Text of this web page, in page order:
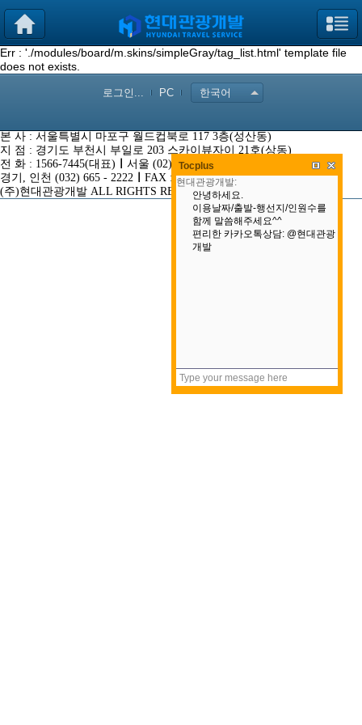
Err : './modules/board/m.skins/simpleGray/tag_list.html' template file
does not exists.
로그인... PC 한국어
본 사 : 서울특별시 마포구 월드컵북로 117 3층(성산동)
지 점 : 경기도 부천시 부일로 203 스카이뷰자이 21호(상동)
전 화 : 1566-7445(대표)
서울 (02) 3272 - 2500
경기, 인천 (032) 665 - 2222
FAX : (032) 653 - 3333
(주)현대관광개발 ALL RIGHTS RESERVED
Tocplus